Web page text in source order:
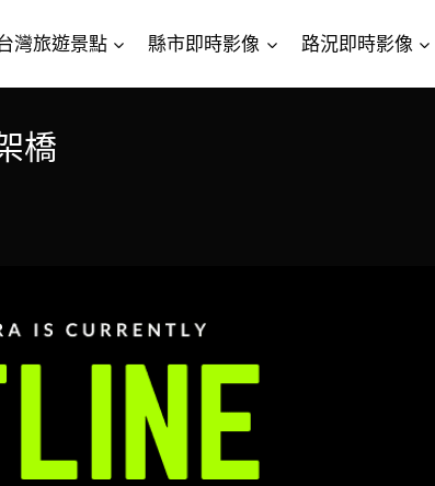
灣旅遊景點 縣市即時影像 路況即時影像
橋